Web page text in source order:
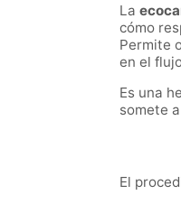
La
cómo
Permite
en el
Es una
somete
El